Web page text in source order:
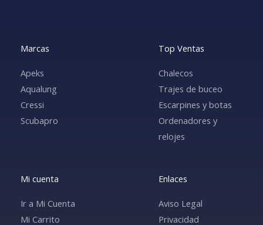
Marcas
Apeks
Aqualung
Cressi
Scubapro
Top Ventas
Chalecos
Trajes de buceo
Escarpines y botas
Ordenadores y
relojes
Mi cuenta
Ir a Mi Cuenta
Mi Carrito
Enlaces
Aviso Legal
Privacidad